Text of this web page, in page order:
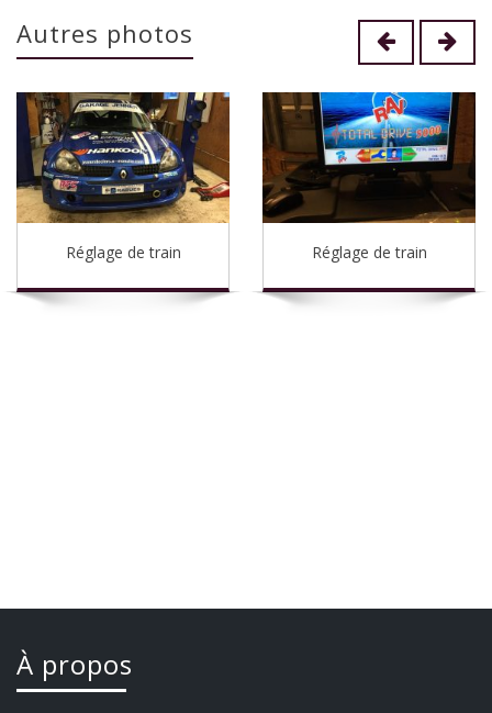
Autres photos
Réglage de train Réglage de train
À propos